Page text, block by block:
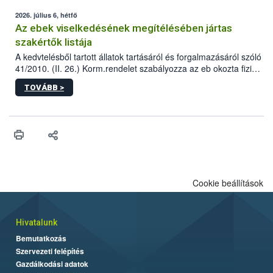
2026. július 6, hétfő
Az ebek viselkedésének megítélésében jártas
szakértők listája
A kedvtelésből tartott állatok tartásáról és forgalmazásáról szóló
41/2010. (II. 26.) Korm.rendelet szabályozza az eb okozta fizikai
sérülés, illetve ennek veszélye keletkezésekor felmerülő
hatósági feladatokat, valamint a veszélyes eb tartását és annak
vonni az ebek viselkedésének megítélésében jártas szakértőt.
TOVÁBB >
Cookie beállítások
Hivatalunk
Bemutatkozás
Szervezeti felépítés
Gazdálkodási adatok